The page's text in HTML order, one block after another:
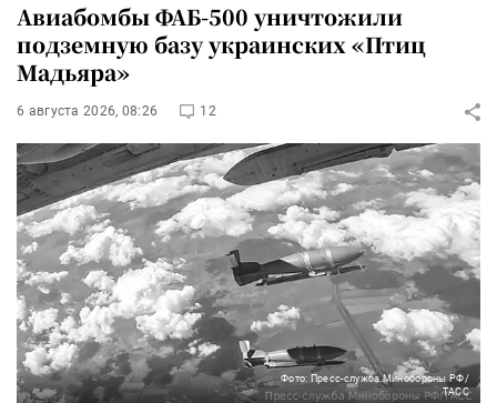
Авиабомбы ФАБ-500 уничтожили
подземную базу украинских «Птиц
Мадьяра»
6 августа 2026, 08:26 12
Фото: Пресс-служба Минобороны РФ/
ТАСС